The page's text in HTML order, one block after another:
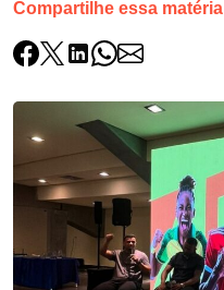
Compartilhe essa matéria